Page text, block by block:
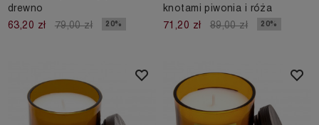
drewno
63,20 zł
79,00 zł 20%
knotami piwonia i róża
71,20 zł
89,00 zł 20%